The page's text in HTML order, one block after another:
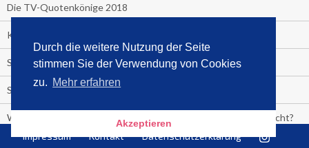
Durch die weitere Nutzung der Seite
stimmen Sie der Verwendung von Cookies
zu. Mehr erfahren
Akzeptieren
Die TV-Quotenkönige 2018
KNV und Media Control verlängern vorzeitig Zusammenarbeit
STRENG VERTRAULICH
Streaming verändert TV?
Welcher TV-Sender hat seine Marktanteile seit 2013 vervierfacht?
Michelle for President!
Impressum Kontakt Datenschutzerklärung